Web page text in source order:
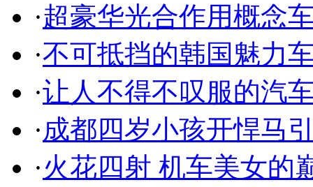
·超豪华光合作用概念
·不可抵挡的韩国魅力
·让人不得不叹服的汽
·成都四岁小孩开悍马
·火花四射 机车美女的